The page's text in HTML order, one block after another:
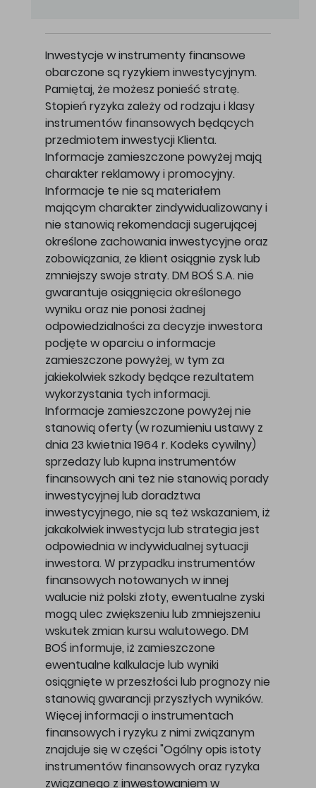
Inwestycje w instrumenty finansowe
obarczone są ryzykiem inwestycyjnym.
Pamiętaj, że możesz ponieść stratę.
Stopień ryzyka zależy od rodzaju i klasy
instrumentów finansowych będących
przedmiotem inwestycji Klienta.
Informacje zamieszczone powyżej mają
charakter reklamowy i promocyjny.
Informacje te nie są materiałem
mającym charakter zindywidualizowany i
nie stanowią rekomendacji sugerującej
określone zachowania inwestycyjne oraz
zobowiązania, że klient osiągnie zysk lub
zmniejszy swoje straty. DM BOŚ S.A. nie
gwarantuje osiągnięcia określonego
wyniku oraz nie ponosi żadnej
odpowiedzialności za decyzje inwestora
podjęte w oparciu o informacje
zamieszczone powyżej, w tym za
jakiekolwiek szkody będące rezultatem
wykorzystania tych informacji.
Informacje zamieszczone powyżej nie
stanowią oferty (w rozumieniu ustawy z
dnia 23 kwietnia 1964 r. Kodeks cywilny)
sprzedaży lub kupna instrumentów
finansowych ani też nie stanowią porady
inwestycyjnej lub doradztwa
inwestycyjnego, nie są też wskazaniem, iż
jakakolwiek inwestycja lub strategia jest
odpowiednia w indywidualnej sytuacji
inwestora. W przypadku instrumentów
finansowych notowanych w innej
walucie niż polski złoty, ewentualne zyski
mogą ulec zwiększeniu lub zmniejszeniu
wskutek zmian kursu walutowego. DM
BOŚ informuje, iż zamieszczone
ewentualne kalkulacje lub wyniki
osiągnięte w przeszłości lub prognozy nie
stanowią gwarancji przyszłych wyników.
Więcej informacji o instrumentach
finansowych i ryzyku z nimi związanym
znajduje się w części "Ogólny opis istoty
instrumentów finansowych oraz ryzyka
związanego z inwestowaniem w